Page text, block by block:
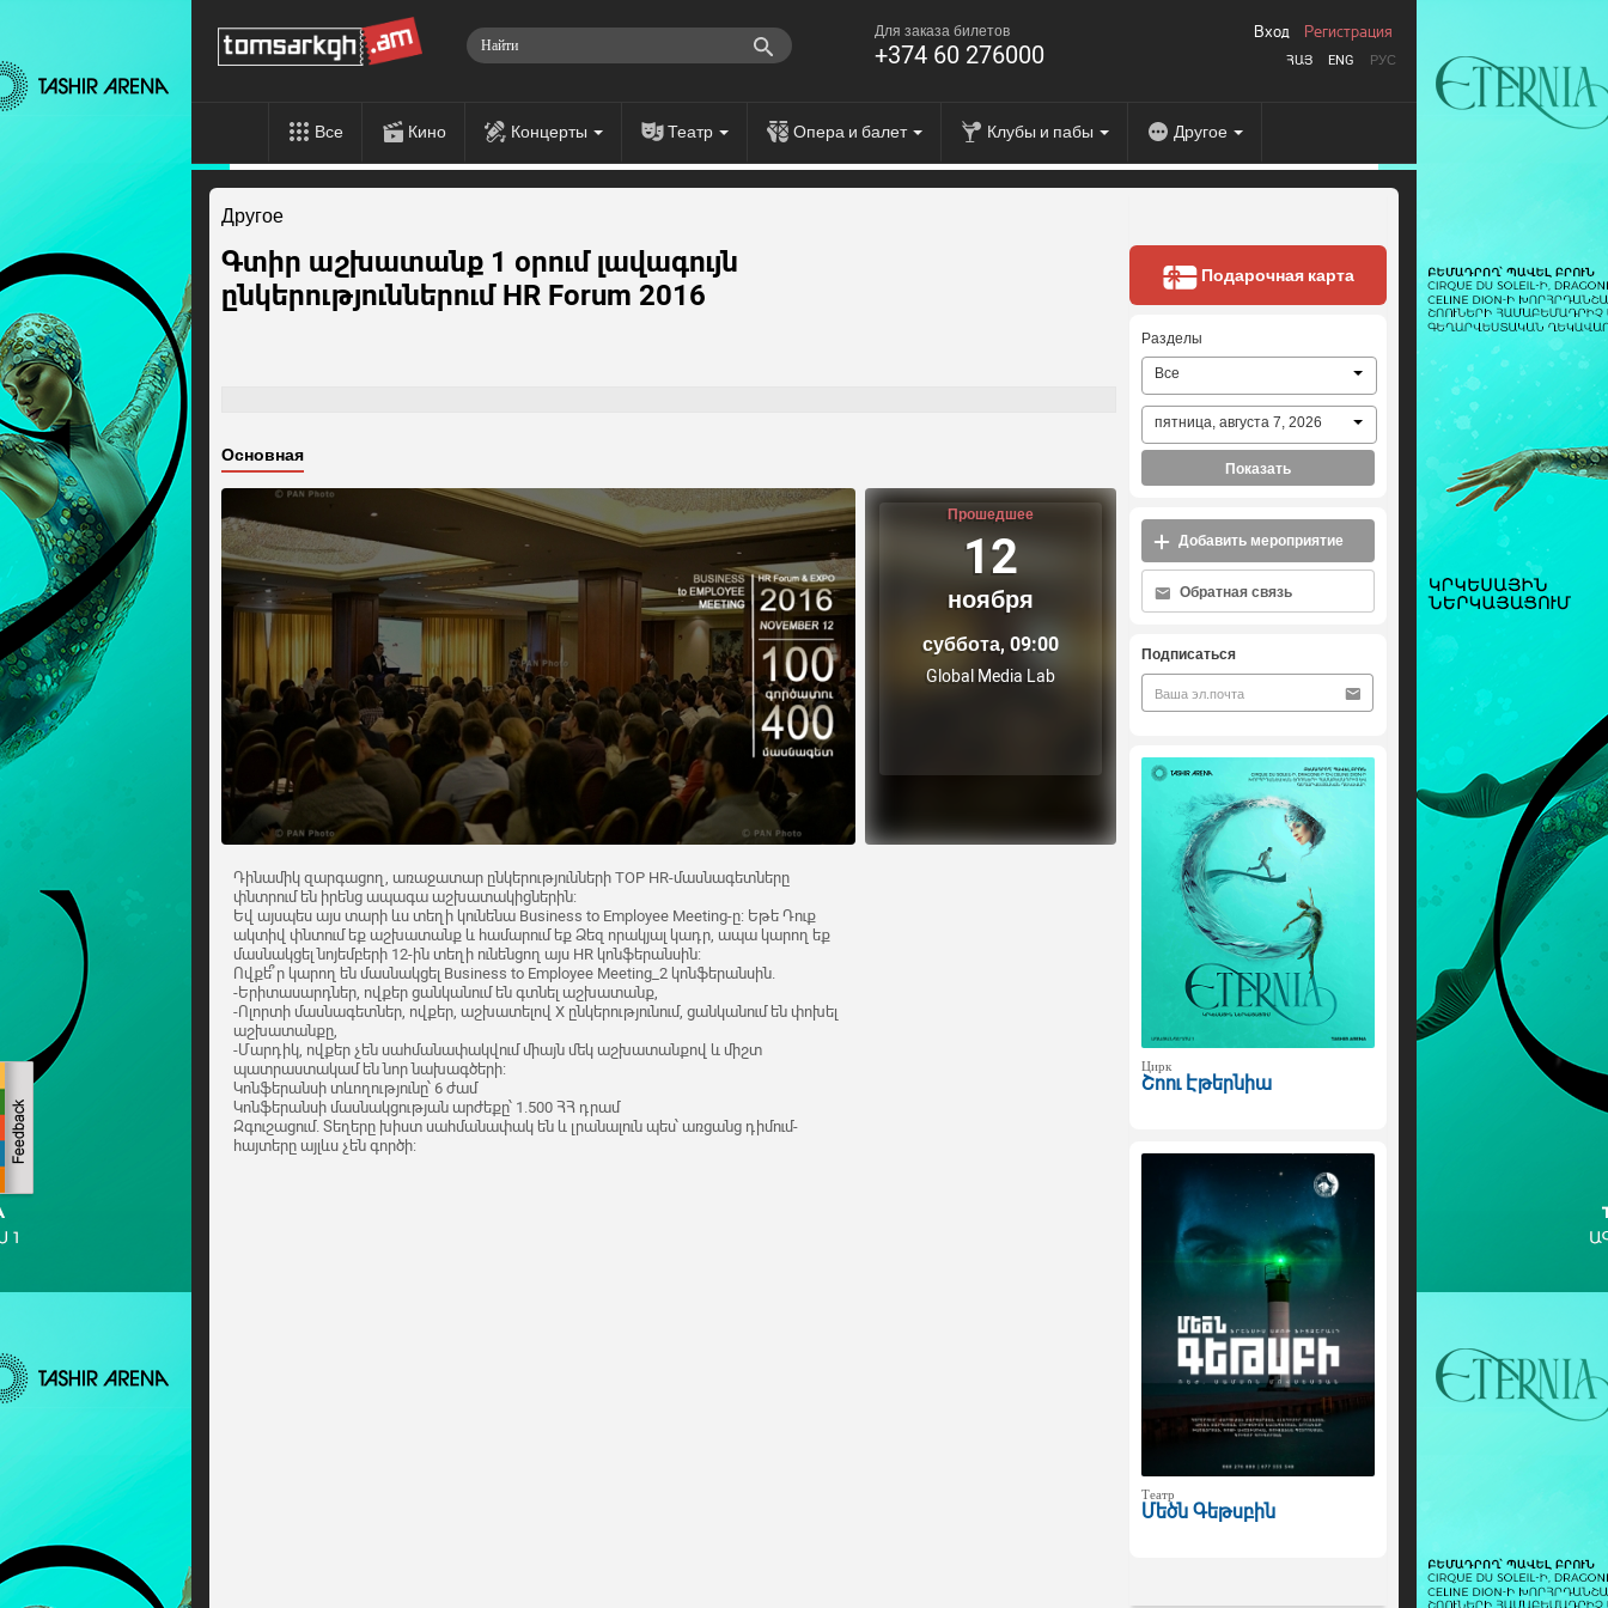
Для заказа билетов
+374 60 276000 ՀԱՅ ENG РУС
Вход Регистрация
Все Кино Концерты Театр Опера и балет Клубы и пабы Другое
Другое
Գտիր աշխատանք 1 օրում լավագույն
ընկերություններում HR Forum 2016
Основная
Прошедшее
12
ноября
суббота, 09:00
Global Media Lab
Դինամիկ զարգացող, առաջատար ընկերությունների TOP HR-մասնագետները
փնտրում են իրենց ապագա աշխատակիցներին:
Եվ այսպես այս տարի ևս տեղի կունենա Business to Employee Meeting-ը: Եթե Դուք
ակտիվ փնտում եք աշխատանք և համարում եք Ձեզ որակյալ կադր, ապա կարող եք
մասնակցել նոյեմբերի 12-ին տեղի ունենցող այս HR կոնֆերանսին:
Ովքե՞ր կարող են մասնակցել Business to Employee Meeting_2 կոնֆերանսին.
-Երիտասարդներ, ովքեր ցանկանում են գտնել աշխատանք,
-Ոլորտի մասնագետներ, ովքեր, աշխատելով X ընկերությունում, ցանկանում են փոխել
աշխատանքը,
-Մարդիկ, ովքեր չեն սահմանափակվում միայն մեկ աշխատանքով և միշտ
պատրաստակամ են նոր նախագծերի:
Կոնֆերանսի տևողությունը՝ 6 ժամ
Կոնֆերանսի մասնակցության արժեքը՝ 1.500 ՀՀ դրամ
Զգուշացում. Տեղերը խիստ սահմանափակ են և լրանալուն պես՝ առցանց դիմում-
հայտերը այլևս չեն գործի:
Подарочная карта
Разделы
Все
пятница, августа 7, 2026
Показать
Добавить мероприятие
Обратная связь
Подписаться
Цирк
Շոու Էթերնիա
Театр
Մեծն Գեթսբին